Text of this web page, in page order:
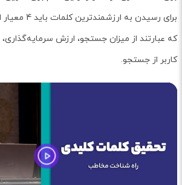
برای رسیدن به
که عبارتند از میزان جستجو، ارزش
کاربر از جستجو.